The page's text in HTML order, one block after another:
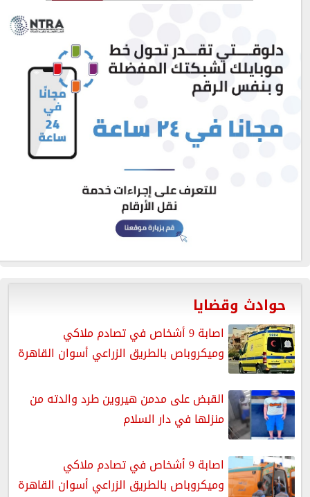
حوادث وقضايا
اصابة 9 أشخاص في تصادم ملاكي
وميكروباص بالطريق الزراعي أسوان القاهرة
القبض على مدمن هيروين طرد والدته من
منزلها في دار السلام
اصابة 9 أشخاص في تصادم ملاكي
وميكروباص بالطريق الزراعي أسوان القاهرة